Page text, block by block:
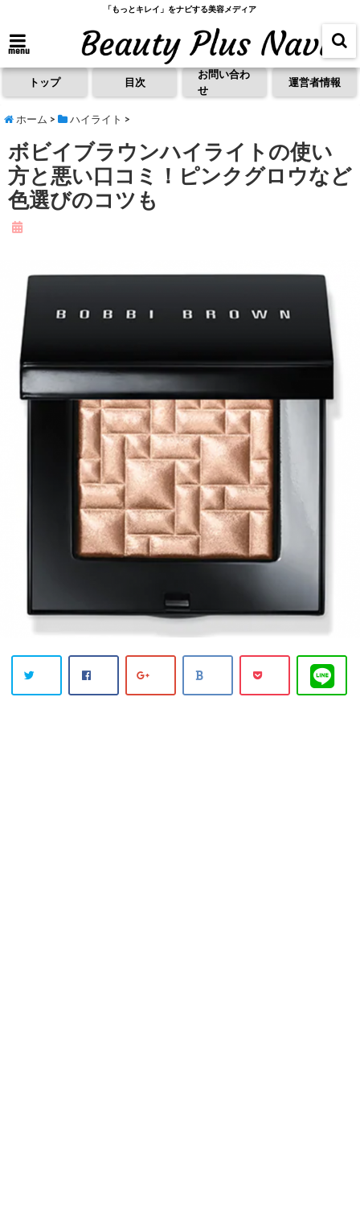
「もっとキレイ」をナビする美容メディア
menu
トップ 目次
お問い合わ
せ
運営者情報
ホーム > ハイライト >
ボビイブラウンハイライトの使い
方と悪い口コミ！ピンクグロウなど
色選びのコツも